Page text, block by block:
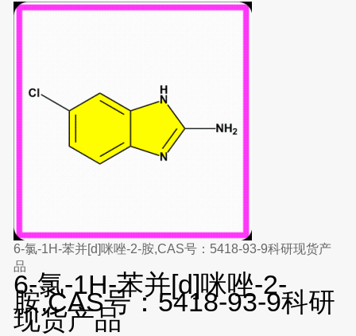
6-氯-1H-苯并[d]咪唑-2-胺,CAS号：5418-93-9科研现货产
品
6-氯-1H-苯并[d]咪唑-2-
胺,CAS号：5418-93-9科研
现货产品